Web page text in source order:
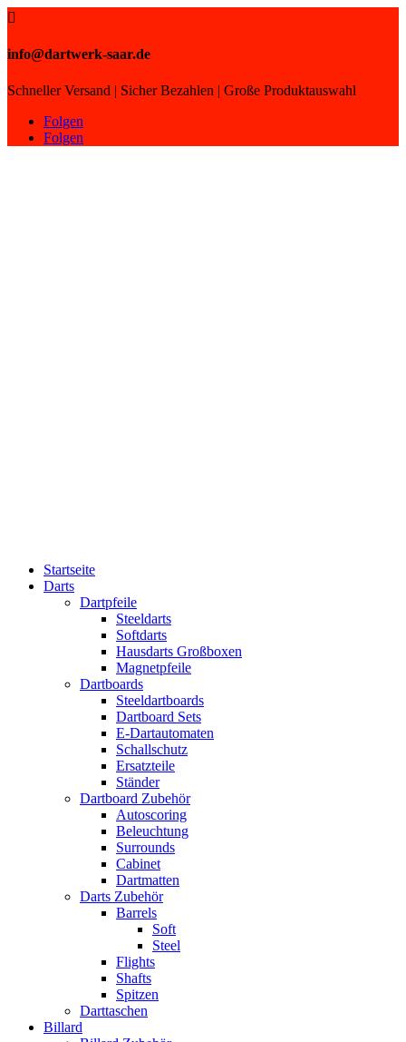

info@dartwerk-saar.de
Schneller Versand | Sicher Bezahlen | Große Produktauswahl
Folgen
Folgen
Startseite
Darts
Dartpfeile
Steeldarts
Softdarts
Hausdarts Großboxen
Magnetpfeile
Dartboards
Steeldartboards
Dartboard Sets
E-Dartautomaten
Schallschutz
Ersatzteile
Ständer
Dartboard Zubehör
Autoscoring
Beleuchtung
Surrounds
Cabinet
Dartmatten
Darts Zubehör
Barrels
Soft
Steel
Flights
Shafts
Spitzen
Darttaschen
Billard